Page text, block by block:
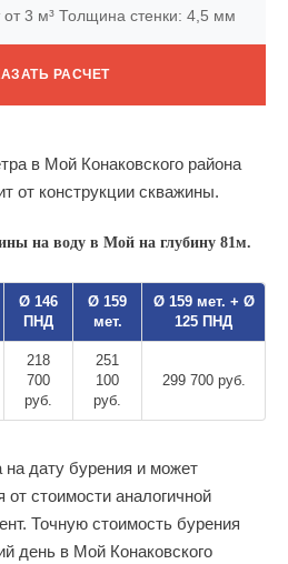
3 м³ Толщина стенки: 4,5 мм
РАСЧЕТ
в Мой Конаковского района
от конструкции скважины.
на воду в Мой на глубину 81м.
Ø 146
ПНД
Ø 159
мет.
Ø 159 мет. + Ø
125 ПНД
218
700
руб.
251
100
руб.
299 700 руб.
дату бурения и может
стоимости аналогичной
Точную стоимость бурения
день в Мой Конаковского